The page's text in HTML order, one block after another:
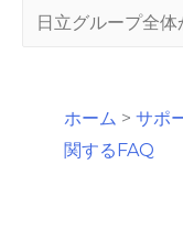
ホーム > サポ
関するFAQ